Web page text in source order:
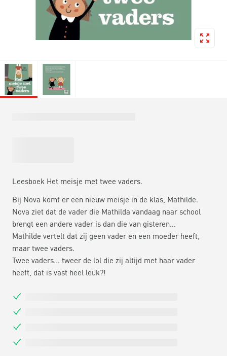
Leesboek Het meisje met twee vaders.
Bij Nova komt er een nieuw meisje in de klas, Mathilde.
Nova ziet dat de vader die Mathilda vandaag naar school
brengt een andere vader is dan die van gisteren...
Mathilde vertelt dat zij geen vader en een moeder heeft,
maar twee vaders.
Twee vaders... tweer de lol die zij altijd met haar vader
heeft, dat is vast heel leuk?!